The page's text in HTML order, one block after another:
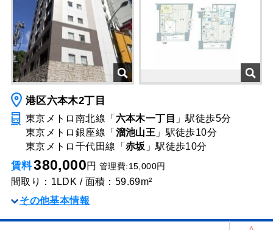
港区六本木2丁目
東京メトロ南北線「 六本木一丁目 」駅徒歩5分
東京メトロ銀座線「 溜池山王 」駅徒歩10分
東京メトロ千代田線「 赤坂 」駅徒歩10分
賃料380,000円 管理費:15,000円
間取り：1LDK / 面積：59.69m²
その他基本情報